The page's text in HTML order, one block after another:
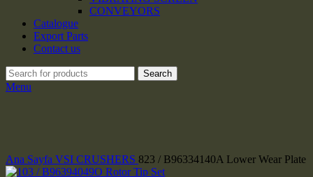
CONVEYORS
Catalogue
Export Parts
Contact us
Search
Menu
Ana Sayfa VSI CRUSHERS 823 / B96334140A Lower Wear Plate